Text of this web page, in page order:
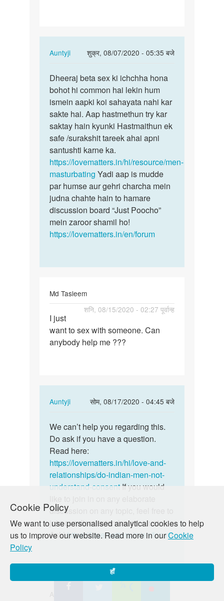
Cookie Policy
We want to use personalised analytical cookies to help
us to improve our website. Read more in ourCookie
Policy
हाँ
Auntyji
शुक्र, 08/07/2020 - 05:35 बजे
In
to
Me
sex
karna
chata
hu.
by
Dheeraj
Thakur
Dheeraj
beta
sex
ki
ichchha…
Dheeraj beta sex ki ichchha hona
bohot hi common hai lekin hum
ismein aapki koi sahayata nahi kar
sakte hai. Aap hastmethun try kar
saktay hain kyunki Hastmaithun ek
safe /surakshit tareek ahai apni
santushti karne ka.
https://lovematters.in/hi/resource/men-
masturbating Yadi aap is mudde
par humse aur gehri charcha mein
judna chahte hain to hamare
discussion board “Just Poocho”
mein zaroor shamil ho!
https://lovematters.in/en/forum
Md Tasleem
शनि, 08/15/2020 - 02:27 पूर्वान्ह
I
just
want
I just
want to sex with someone. Can
anybody help me ???
Auntyji
सोम, 08/17/2020 - 04:45 बजे
In
to
I
just
want
to
sex
Md
Tasleem
We
can’t
help
you
regarding…
We can’t help you regarding this.
Do ask if you have a question.
Read here:
https://lovematters.in/hi/love-and-
relationships/do-indian-men-not-
understand-consentIf you would
discussion on any topic, feel free to
join our discussion board, ‘Just
Ask’https://lovematters.in/en/forum